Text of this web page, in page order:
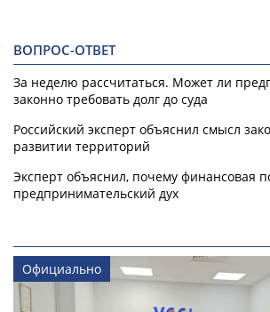
ВОПРОС-ОТВЕТ
За неделю рассчитаться. Может ли
законно требовать долг до суда
Российский эксперт объяснил смысл
развитии территорий
Эксперт объяснил, почему финансовая
предпринимательский дух
Официально